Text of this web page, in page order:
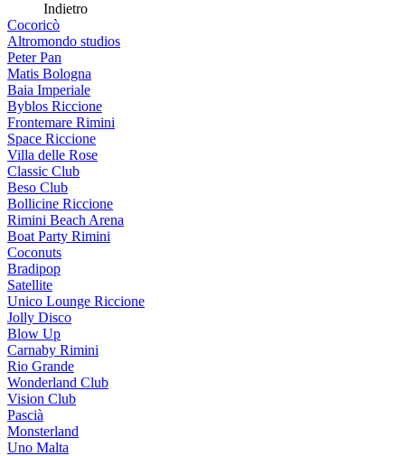
Indietro
Cocoricò
Altromondo studios
Peter Pan
Matis Bologna
Baia Imperiale
Byblos Riccione
Frontemare Rimini
Space Riccione
Villa delle Rose
Classic Club
Beso Club
Bollicine Riccione
Rimini Beach Arena
Boat Party Rimini
Coconuts
Bradipop
Satellite
Unico Lounge Riccione
Jolly Disco
Blow Up
Carnaby Rimini
Rio Grande
Wonderland Club
Vision Club
Pascià
Monsterland
Uno Malta